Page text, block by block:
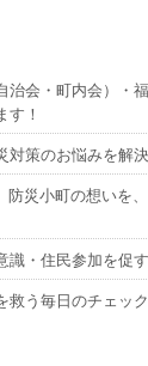
治会・町内会）・
す！
対策のお悩みを解
防災小町の想いを
識・住民参加を促
救う毎日のチェッ